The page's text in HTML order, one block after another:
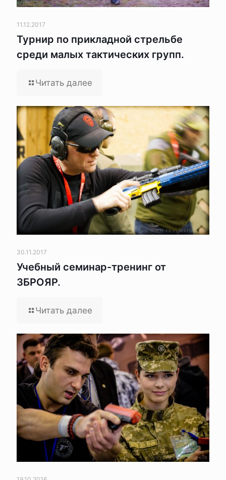
11.12.2017
Турнир по прикладной стрельбе
среди малых тактических групп.
Читать далее
30.11.2017
Учебный семинар-тренинг от
ЗБРОЯР.
Читать далее